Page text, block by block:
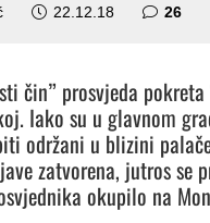
22.12.18 26
čin” prosvjeda
Iako su u glavnom
održani u blizini
zatvorena, jutros se
okupilo na